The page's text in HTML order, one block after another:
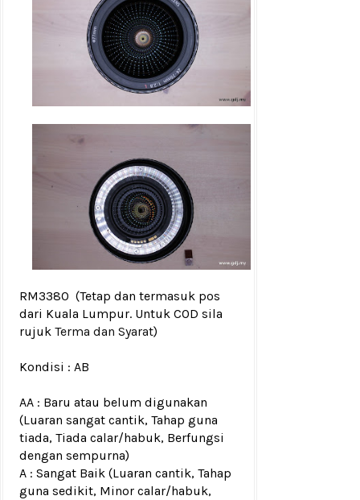
RM3380 (Tetap dan termasuk pos
dari Kuala Lumpur. Untuk COD sila
rujuk Terma dan Syarat)
Kondisi : AB
AA : Baru atau belum digunakan
(Luaran sangat cantik, Tahap guna
tiada, Tiada calar/habuk, Berfungsi
dengan sempurna)
A : Sangat Baik (Luaran cantik, Tahap
guna sedikit, Minor calar/habuk,